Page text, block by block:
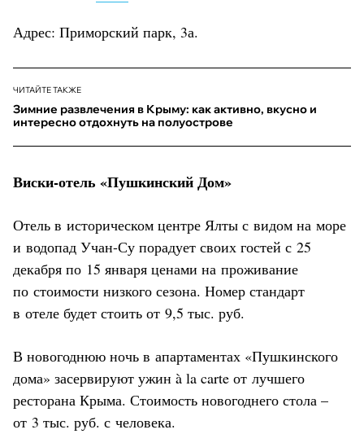
Адрес: Приморский парк, 3а.
ЧИТАЙТЕ ТАКЖЕ
Зимние развлечения в Крыму: как активно, вкусно и
интересно отдохнуть на полуострове
Виски-отель «Пушкинский Дом»
Отель в историческом центре Ялты с видом на море
и водопад Учан-Су порадует своих гостей с 25
декабря по 15 января ценами на проживание
по стоимости низкого сезона. Номер стандарт
в отеле будет стоить от 9,5 тыс. руб.
В новогоднюю ночь в апартаментах «Пушкинского
дома» засервируют ужин à la carte от лучшего
ресторана Крыма. Стоимость новогоднего стола –
от 3 тыс. руб. с человека.